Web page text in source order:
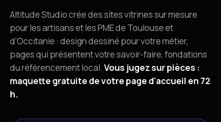
Altitude Studio crée des sites vitrines sur mesure
pour les artisans et les PME de Toulouse et
d'Occitanie : design dessiné pour votre métier,
pages qui présentent votre savoir-faire, fondations
du référencement local. Vous jugez sur pièces :
maquette gratuite de votre page d'accueil en 72
h.